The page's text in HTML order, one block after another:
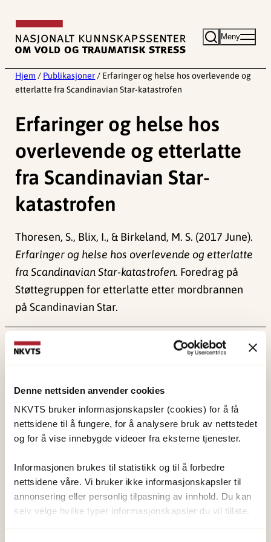
Denne nettsiden anvender cookies
NKVTS bruker informasjonskapsler (cookies) for å få
nettsidene til å fungere, for å analysere bruk av nettstedet
og for å vise innebygde videoer fra eksterne tjenester.
Informasjonen brukes til statistikk og til å forbedre
nettsidene våre. Vi bruker ikke informasjonskapsler til
annonsering eller personlig tilpasning av innhold. Du kan
selv velge hvilke typer informasjonskapsler du vil tillate.
innhold
Meny
Hjem / Publikasjoner / Erfaringer og helse hos overlevende og
etterlatte fra Scandinavian Star-katastrofen
Erfaringer og helse hos
overlevende og etterlatte
fra Scandinavian Star-
katastrofen
Thoresen, S., Blix, I., & Birkeland, M. S. (2017 June).
Erfaringer og helse hos overlevende og etterlatte
fra Scandinavian Star-katastrofen. Foredrag på
Støttegruppen for etterlatte etter mordbrannen
på Scandinavian Star.
Publisert:
om vold og traumatisk stress. Formålet er å bidra
til å forebygge og redusere de helsemessige og
sosiale konsekvensene som vold og traumatisk